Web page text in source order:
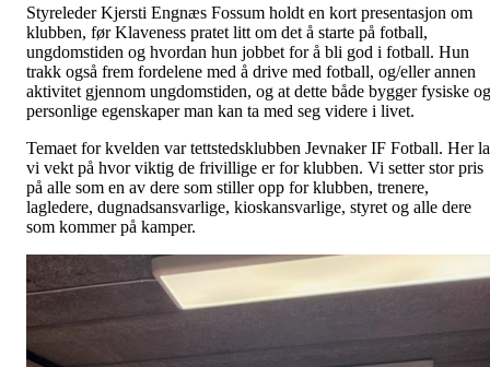
Styreleder Kjersti Engnæs Fossum holdt en kort presentasjon om
klubben, før Klaveness pratet litt om det å starte på fotball,
ungdomstiden og hvordan hun jobbet for å bli god i fotball. Hun
trakk også frem fordelene med å drive med fotball, og/eller annen
aktivitet gjennom ungdomstiden, og at dette både bygger fysiske og
personlige egenskaper man kan ta med seg videre i livet.
Temaet for kvelden var tettstedsklubben Jevnaker IF Fotball. Her la
vi vekt på hvor viktig de frivillige er for klubben. Vi setter stor pris
på alle som en av dere som stiller opp for klubben, trenere,
lagledere, dugnadsansvarlige, kioskansvarlige, styret og alle dere
som kommer på kamper.